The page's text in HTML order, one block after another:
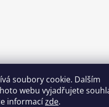
soubory cookie. Dalším
webu vyjadřujete
informacízde.